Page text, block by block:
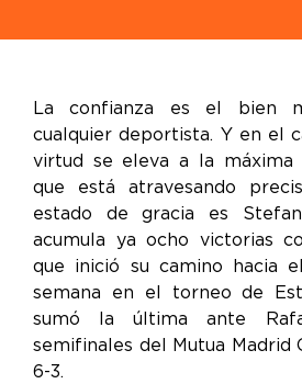
La confianza es el bien
cualquier deportista. Y en el
virtud se eleva a la máxima
que está atravesando
estado de gracia es
acumula ya ocho victorias
que inició su camino hacia
semana en el torneo de
sumó la última ante
semifinales del Mutua Madrid
6-3.